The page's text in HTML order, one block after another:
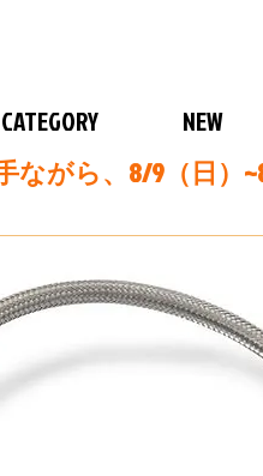
CATEGORY NEW
ながら、8/9（日）